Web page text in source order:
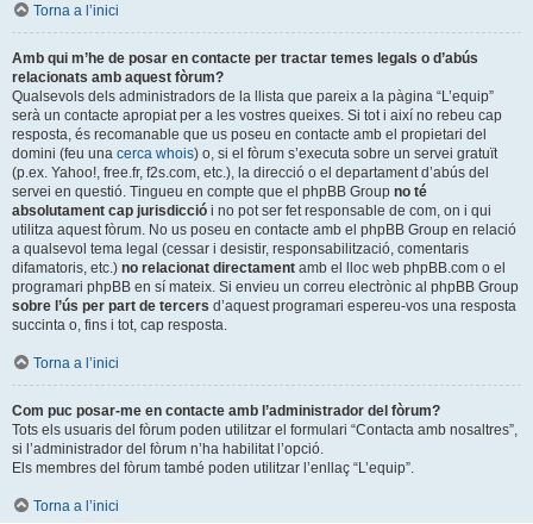
Torna a l’inici
Amb qui m’he de posar en contacte per tractar temes legals o d’abús
relacionats amb aquest fòrum?
Qualsevols dels administradors de la llista que pareix a la pàgina “L’equip”
serà un contacte apropiat per a les vostres queixes. Si tot i així no rebeu cap
resposta, és recomanable que us poseu en contacte amb el propietari del
domini (feu una cerca whois) o, si el fòrum s’executa sobre un servei gratuït
(p.ex. Yahoo!, free.fr, f2s.com, etc.), la direcció o el departament d’abús del
servei en questió. Tingueu en compte que el phpBB Group no té
absolutament cap jurisdicció i no pot ser fet responsable de com, on i qui
utilitza aquest fòrum. No us poseu en contacte amb el phpBB Group en relació
a qualsevol tema legal (cessar i desistir, responsabilització, comentaris
difamatoris, etc.) no relacionat directament amb el lloc web phpBB.com o el
programari phpBB en sí mateix. Si envieu un correu electrònic al phpBB Group
sobre l’ús per part de tercers d’aquest programari espereu-vos una resposta
succinta o, fins i tot, cap resposta.
Torna a l’inici
Com puc posar-me en contacte amb l’administrador del fòrum?
Tots els usuaris del fòrum poden utilitzar el formulari “Contacta amb nosaltres”,
si l’administrador del fòrum n’ha habilitat l’opció.
Els membres del fòrum també poden utilitzar l’enllaç “L’equip”.
Torna a l’inici